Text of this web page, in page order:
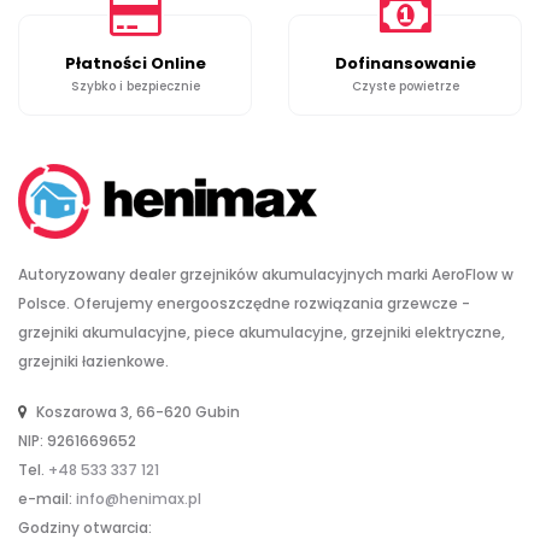
Płatności Online
Szybko i bezpiecznie
Dofinansowanie
Czyste powietrze
Autoryzowany dealer grzejników akumulacyjnych marki AeroFlow w
Polsce. Oferujemy energooszczędne rozwiązania grzewcze -
grzejniki akumulacyjne, piece akumulacyjne, grzejniki elektryczne,
grzejniki łazienkowe.
Koszarowa 3, 66-620 Gubin
NIP: 9261669652
Tel. +48 533 337 121
e-mail: info@henimax.pl
Godziny otwarcia: